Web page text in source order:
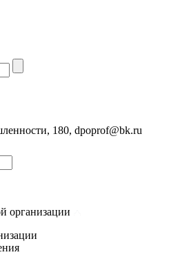
180, dpoprof@bk.ru
организации